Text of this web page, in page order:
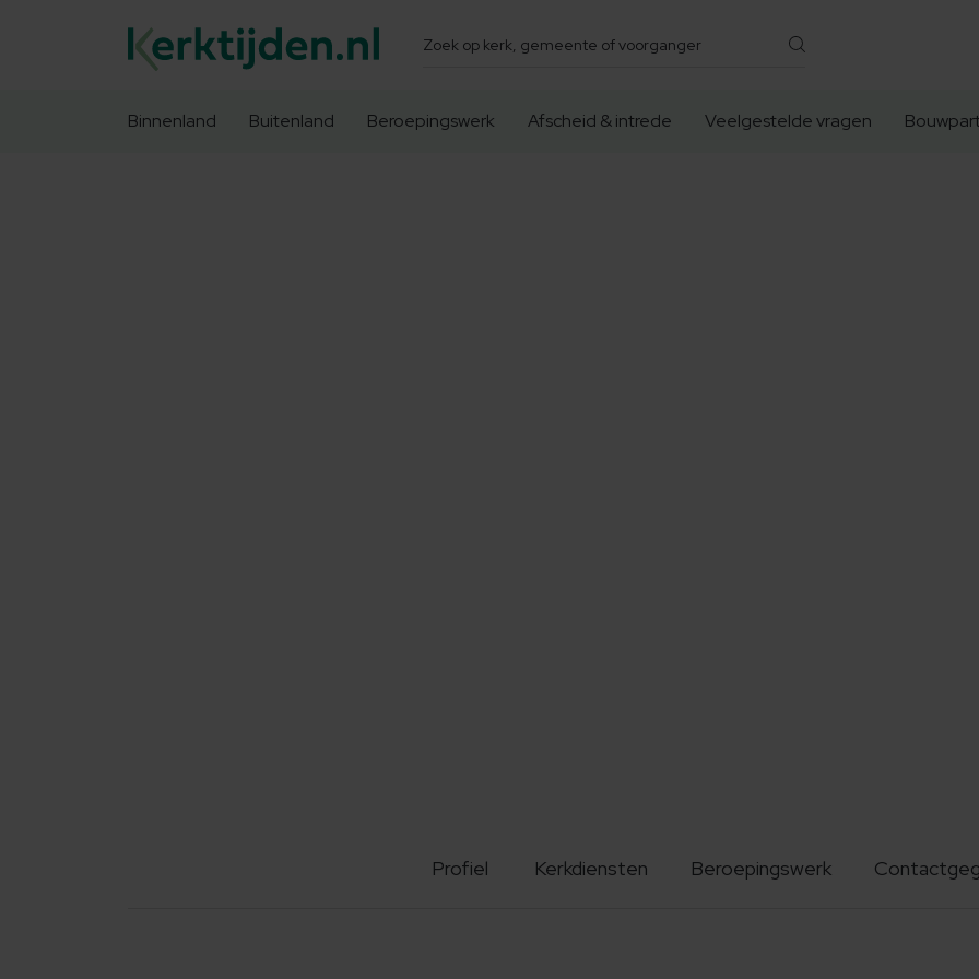
Zoeken
Binnenland Buitenland Beroepingswerk Afscheid & intrede Veelgestelde vragen
Profiel Kerkdiensten Beroepingswerk